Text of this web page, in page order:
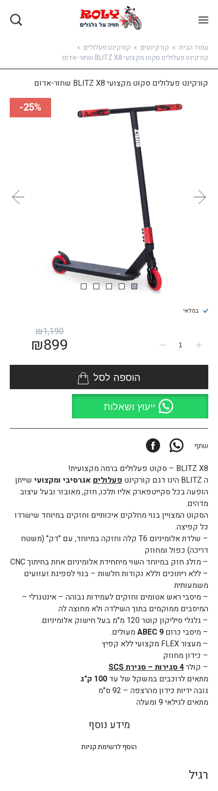
בואו להירשם
עמוד הבית » קורקינטים » קורקינט פעלולים »
קורקינט פעלולים סקוט מקצועי BLITZ X8 שחור-אדום
קורקינט פעלולים סקוט מקצועי BLITZ X8 שחור-אדום
25%-
במלאי
₪1,190
₪899
הוספה לסל
ייעוץ ושאלות
שתף FacebookWhatsApp
BLITZ X8 – סקוט פעלולים ברמה מקצועית!
ה BLITZ הינו דגם קורקינט
פעלולים אגרסיבי ומקצועי שייתן
הופעה בכל סקייטפארק אליו תלכו, חזק, מאובזר ובעל עיצוב
מדהים.
הסקוט המצויין בנוי מחלקים איכותיים וחזקים במיוחד שישרדו
כל קפיצה.
– שלדת אלומיניום T6 קלה וחזקה במיוחד, עם "דק" (משטח
דריכה) כפול ומחוזק
– מזלג חזק במיוחד השוי מיחחידת אלומיניום אחת בחיתוך CNC
– ללא ריתוכים וללא נקודות חלשות – בנוי לספיגת זעזועים
משמעותית
– מיסבי ראש אטומים וחזקים לעמידות גבוהה – אינטגרלי –
המיסבים ממוקמים בתוך השילדה ולא מחוצה לה
– גלגלי סיליקון קוטר 120 מ"מ בעל חישוק אלומיניום.
– מיסבי כרום ABEC 9מעולים.
– מעצור FLEX מקצועי ללא קפיץ
– כידון מחוזק
– קולר4 סגירות – סגירת SCS
מתאים לרוכבים במשקל של עד 100 ק"ג
גובה ידיות כידון מהרצפה – 92 ס"מ
מתאים לגילאי 9 ומעלה
מידע נוסף
הוסף לרשימת קניות
רגיל